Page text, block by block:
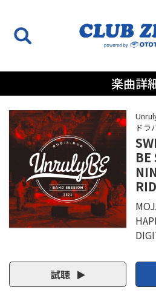
楽曲詳
ドラ
BE
試聴